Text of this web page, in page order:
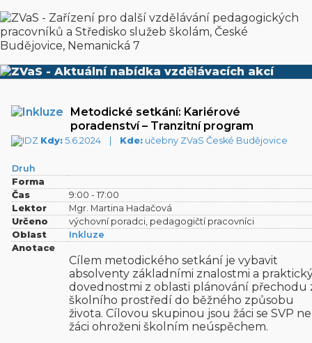
Metodické setkání: Kariérové
poradenství – Tranzitní program
Kdy: 5.6.2024 | Kde: učebny ZVaS České Budějovice
Druh
Forma
Čas
9:00 - 17:00
Lektor
Mgr. Martina Hadačová
Určeno
výchovní poradci, pedagogičtí pracovníci
Oblast
Inkluze
Anotace
Cílem metodického setkání je vybavit
absolventy základními znalostmi a
dovednostmi z oblasti plánování přechodu
školního prostředí do běžného způsobu
života. Cílovou skupinou jsou žáci se SVP
žáci ohroženi školním neúspěchem.
ERUDITUS - katalog školení | © 2011–2026ZVaS
České Budějovice, vytvořilo studio MARKOnet.cz